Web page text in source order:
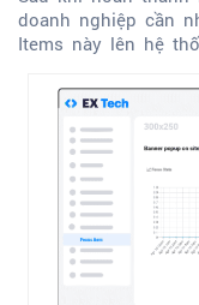
doanh nghiệp cần
Items này lên hệ